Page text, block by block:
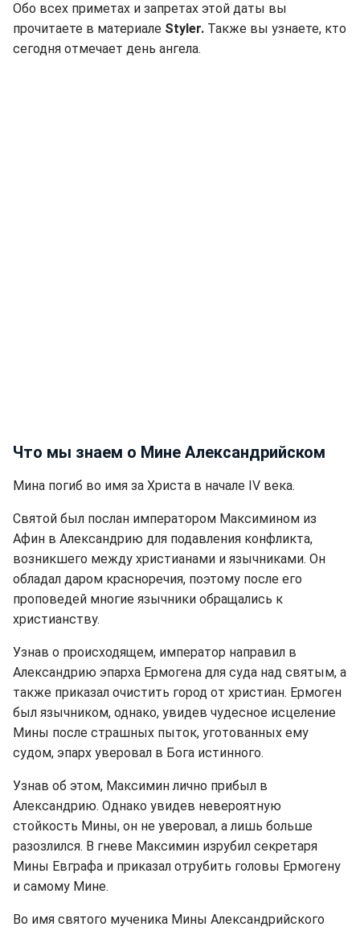
Обо всех приметах и запретах этой даты вы
прочитаете в материале Styler. Также вы узнаете, кто
сегодня отмечает день ангела.
Что мы знаем о Мине Александрийском
Мина погиб во имя за Христа в начале IV века.
Святой был послан императором Максимином из
Афин в Александрию для подавления конфликта,
возникшего между христианами и язычниками. Он
обладал даром красноречия, поэтому после его
проповедей многие язычники обращались к
христианству.
Узнав о происходящем, император направил в
Александрию эпарха Ермогена для суда над святым, а
также приказал очистить город от христиан. Ермоген
был язычником, однако, увидев чудесное исцеление
Мины после страшных пыток, уготованных ему
судом, эпарх уверовал в Бога истинного.
Узнав об этом, Максимин лично прибыл в
Александрию. Однако увидев невероятную
стойкость Мины, он не уверовал, а лишь больше
разозлился. В гневе Максимин изрубил секретаря
Мины Евграфа и приказал отрубить головы Ермогену
и самому Мине.
Во имя святого мученика Мины Александрийского